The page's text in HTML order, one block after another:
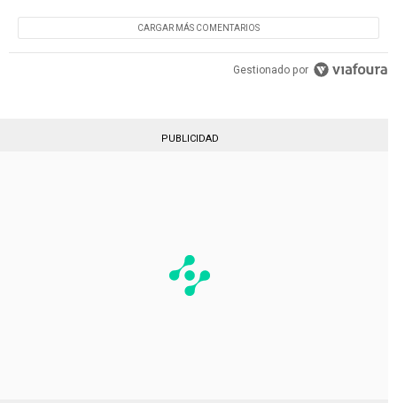
CARGAR MÁS COMENTARIOS
Gestionado por
PUBLICIDAD